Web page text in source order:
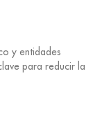
y entidades
para reducir la